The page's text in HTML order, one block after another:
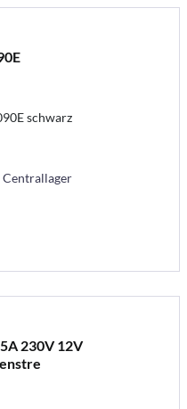
schwarz
Centrallager
230V 12V